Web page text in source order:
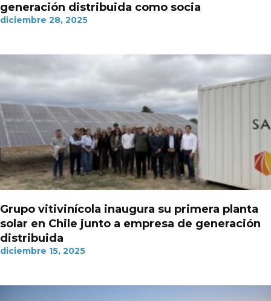
generación distribuida como socia
diciembre 28, 2025
Grupo vitivinícola inaugura su primera planta
solar en Chile junto a empresa de generación
distribuida
diciembre 15, 2025